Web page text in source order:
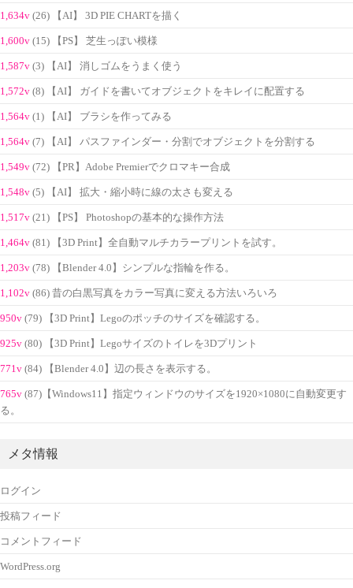
1,634v (26) 【AI】 3D PIE CHARTを描く
1,600v (15) 【PS】 芝生っぽい模様
1,587v (3) 【AI】 消しゴムをうまく使う
1,572v (8) 【AI】 ガイドを書いてオブジェクトをキレイに配置する
1,564v (1) 【AI】 ブラシを作ってみる
1,564v (7) 【AI】 パスファインダー・分割でオブジェクトを分割する
1,549v (72) 【PR】Adobe Premierでクロマキー合成
1,548v (5) 【AI】 拡大・縮小時に線の太さも変える
1,517v (21) 【PS】 Photoshopの基本的な操作方法
1,464v (81) 【3D Print】全自動マルチカラープリントを試す。
1,203v (78) 【Blender 4.0】シンプルな指輪を作る。
1,102v (86) 昔の白黒写真をカラー写真に変える方法いろいろ
950v (79) 【3D Print】Legoのポッチのサイズを確認する。
925v (80) 【3D Print】Legoサイズのトイレを3Dプリント
771v (84) 【Blender 4.0】辺の長さを表示する。
765v (87)【Windows11】指定ウィンドウのサイズを1920×1080に自動変更す
る。
メタ情報
ログイン
投稿フィード
コメントフィード
WordPress.org